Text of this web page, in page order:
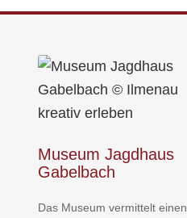
Museum Jagdhaus
Gabelbach
Das Museum vermittelt einen